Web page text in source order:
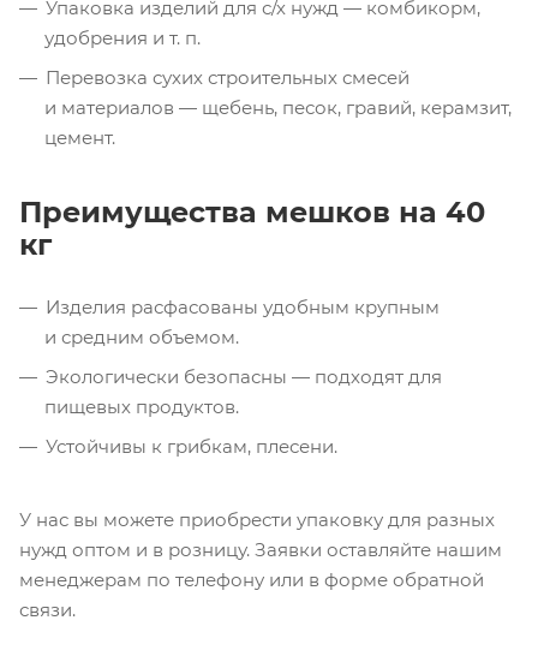
Упаковка изделий для с/х нужд — комбикорм,
удобрения и т. п.
Перевозка сухих строительных смесей
и материалов — щебень, песок, гравий, керамзит,
цемент.
Преимущества мешков на 40
кг
Изделия расфасованы удобным крупным
и средним объемом.
Экологически безопасны — подходят для
пищевых продуктов.
Устойчивы к грибкам, плесени.
У нас вы можете приобрести упаковку для разных
нужд оптом и в розницу. Заявки оставляйте нашим
менеджерам по телефону или в форме обратной
связи.